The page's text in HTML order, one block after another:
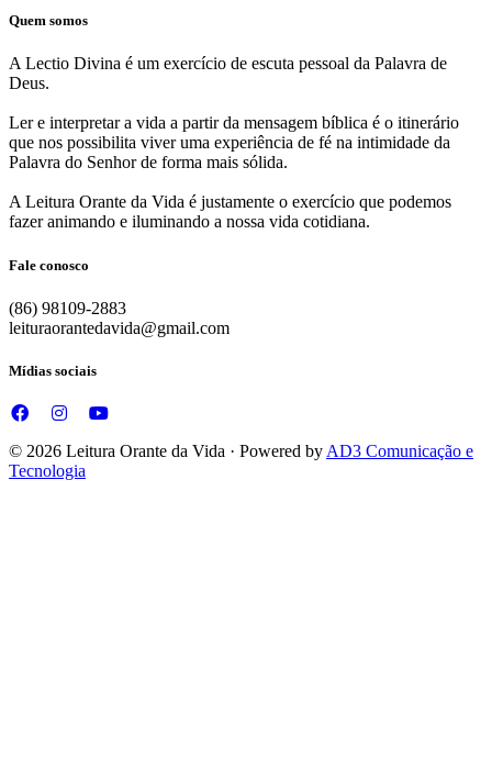
Quem somos
A Lectio Divina é um exercício de escuta pessoal da Palavra de
Deus.
Ler e interpretar a vida a partir da mensagem bíblica é o itinerário
que nos possibilita viver uma experiência de fé na intimidade da
Palavra do Senhor de forma mais sólida.
A Leitura Orante da Vida é justamente o exercício que podemos
fazer animando e iluminando a nossa vida cotidiana.
Fale conosco
(86) 98109-2883
leituraorantedavida@gmail.com
Mídias sociais
© 2026 Leitura Orante da Vida · Powered by AD3 Comunicação e
Tecnologia